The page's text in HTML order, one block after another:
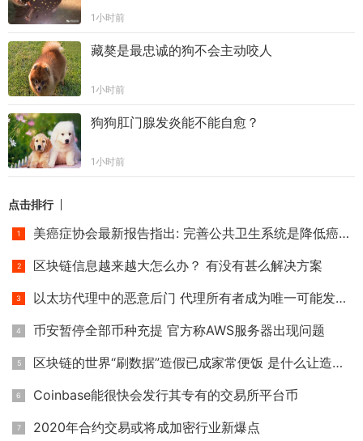
1小时前
藏獒是最忠诚的狗不会主动咬人
1小时前
狗狗肛门腺发炎能不能自愈？
1小时前
点击排行
美癌症协会最新报告指出: 完善公共卫生系统是降低癌症死亡率
区块链信息越来越大怎么办？ 有没有甚么解决方案
以太坊代理中的恶意后门 代理所有者成为唯一可能发生冲突的帐
币安暂停全部币种充提 官方称AWS服务器出现问题
区块链的世界“刷数据”造假已成家常便饭 是什么让造假者日益
Coinbase能很快会发行其专有的交易所平台币
2020年合约交易或将成加密行业新爆点